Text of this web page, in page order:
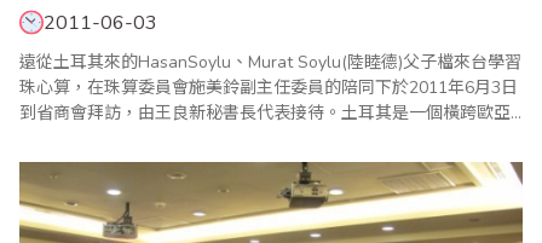
2011-06-03
遠從土耳其來的HasanSoylu、Murat Soylu(陸睦德)父子檔來台學習
珠心算，在珠算委員會施美鈴副主任委員的陪同下於2011年6月3日
到省商會拜訪，由王良新秘書長代表接待。土耳其是一個橫跨歐亞
中，土耳其族占80％以上，此外還有庫爾德、亞美尼亞、阿拉伯和
希臘等族。庫爾德族是土耳其最大的少數民族，約占土耳其人口
15％。約99..